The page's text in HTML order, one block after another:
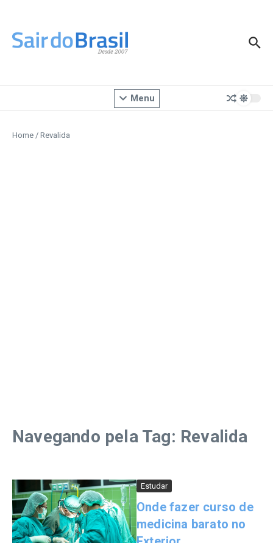
Menu
Home / Revalida
Navegando pela Tag: Revalida
Estudar
Onde fazer curso de
medicina barato no